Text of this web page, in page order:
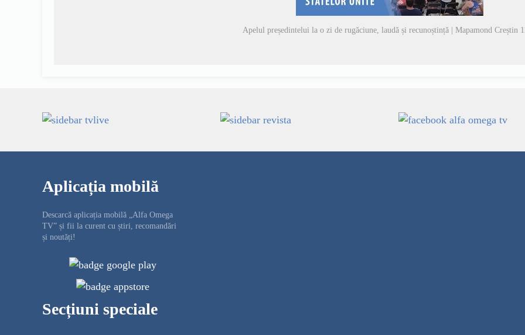
Apelul președintelui la o zi de rugăciune, laudă și recunoștință | Mapamond Creștin
Aplicația mobilă
Descarcă aplicația mobilă „Alfa Omega
TV” și fii la curent cu știri, recomandări
și noutăți!
Secțiuni speciale